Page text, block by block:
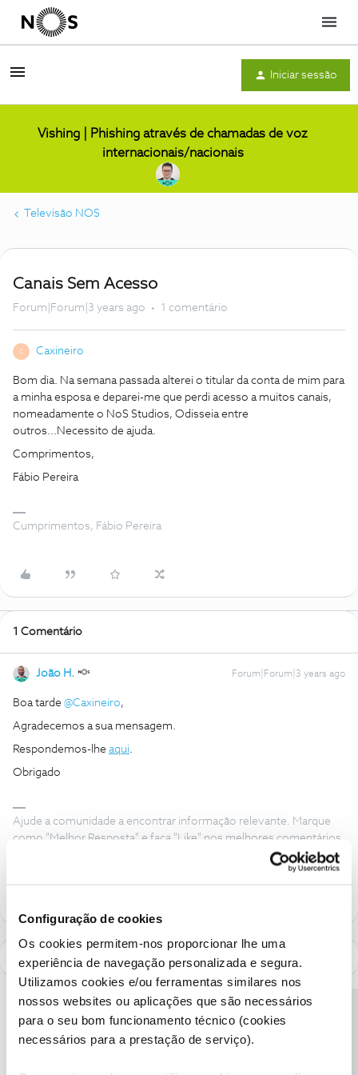
Configuração de cookies
Os cookies permitem-nos proporcionar lhe uma
experiência de navegação personalizada e segura.
Utilizamos cookies e/ou ferramentas similares nos
nossos websites ou aplicações que são necessários
para o seu bom funcionamento técnico (cookies
necessários para a prestação de serviço).
Menu
Iniciar sessão
Vishing | Phishing através de chamadas de voz
internacionais/nacionais
Televisão NOS
Canais Sem Acesso
Forum|Forum|3 years ago 1 comentário
C Caxineiro
Bom dia. Na semana passada alterei o titular da conta de mim para
a minha esposa e deparei-me que perdi acesso a muitos canais,
nomeadamente o NoS Studios, Odisseia entre
outros...Necessito de ajuda.
Comprimentos,
Fábio Pereira
Cumprimentos, Fábio Pereira
1 Comentário
João H. Forum|Forum|3 years ago
Boa tarde @Caxineiro,
Agradecemos a sua mensagem.
Respondemos-lhe aqui.
Obrigado
Ajude a comunidade a encontrar informação relevante. Marque
como "Melhor Resposta" e faça "Like" nos melhores comentários.
Siga os perfis da moderação, através da opção "Seguir", para estar